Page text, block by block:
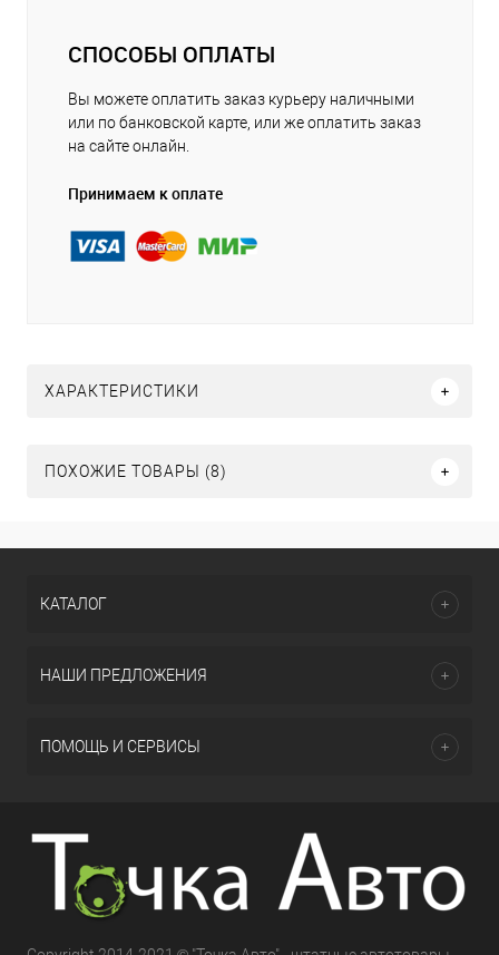
СПОСОБЫ ОПЛАТЫ
Вы можете оплатить заказ курьеру наличными
или по банковской карте, или же оплатить заказ
на сайте онлайн.
Принимаем к оплате
ХАРАКТЕРИСТИКИ
ПОХОЖИЕ ТОВАРЫ (8)
КАТАЛОГ
НАШИ ПРЕДЛОЖЕНИЯ
ПОМОЩЬ И СЕРВИСЫ